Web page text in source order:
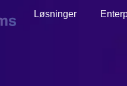
Løsninger